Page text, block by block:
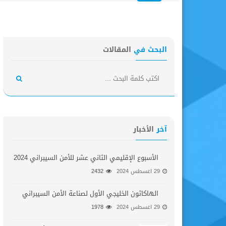
البحث في المقالات
آخرالأخبار
الأسبوع الإقليمي الثاني عشر للأمن السيبراني 2024
29 اغسطس 2024 2432
الهاكاثون الخليجي الأول لصناعة الأمن السيبراني
29 اغسطس 2024 1978